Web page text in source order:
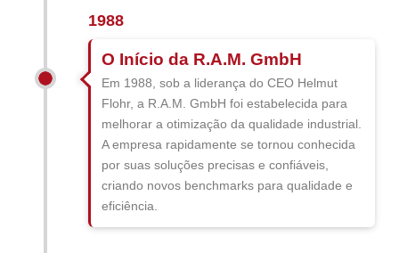
1988
O Início da R.A.M. GmbH
Em 1988, sob a liderança do CEO Helmut
Flohr, a R.A.M. GmbH foi estabelecida para
melhorar a otimização da qualidade industrial.
A empresa rapidamente se tornou conhecida
por suas soluções precisas e confiáveis,
criando novos benchmarks para qualidade e
eficiência.